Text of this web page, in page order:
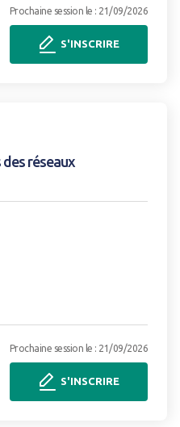
Prochaine session le : 21/09/2026
S'INSCRIRE
réseaux
Prochaine session le : 21/09/2026
S'INSCRIRE